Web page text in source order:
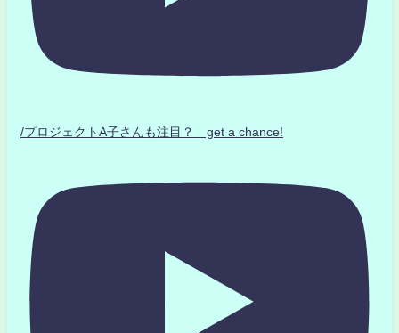
/プロジェクトA子さんも注目？ get a chance!